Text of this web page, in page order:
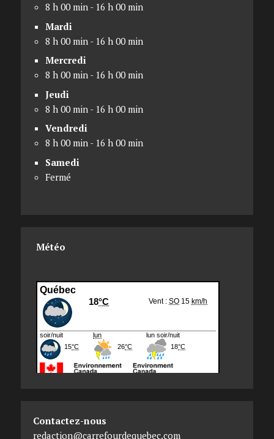
8 h 00 min - 16 h 00 min
Mardi
8 h 00 min - 16 h 00 min
Mercredi
8 h 00 min - 16 h 00 min
Jeudi
8 h 00 min - 16 h 00 min
Vendredi
8 h 00 min - 16 h 00 min
Samedi
Fermé
Météo
Contactez-nous
redaction@carrefourdequebec.com